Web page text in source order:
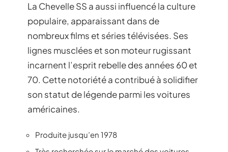
La Chevelle SS a aussi influencé la culture
populaire, apparaissant dans de
nombreux films et séries télévisées. Ses
lignes musclées et son moteur rugissant
incarnent l’esprit rebelle des années 60 et
70. Cette notoriété a contribué à solidifier
son statut de légende parmi les voitures
américaines.
Produite jusqu’en 1978